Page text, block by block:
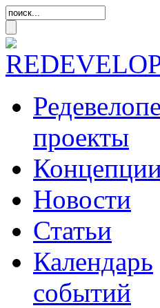
проекты
Новости
Статьи
Календарь
событий